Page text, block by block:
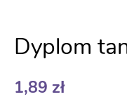
Dyplom
1,89 zł